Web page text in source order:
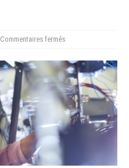
Commentaires fermés